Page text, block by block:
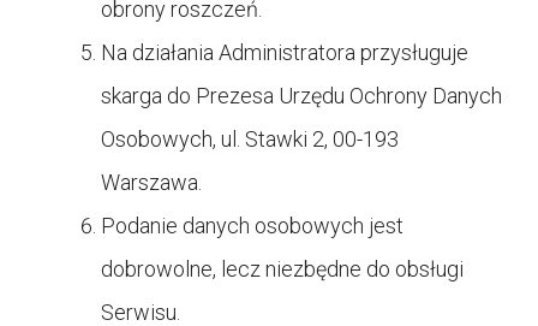
obrony roszczeń.
Na działania Administratora przysługuje
skarga do Prezesa Urzędu Ochrony Danych
Osobowych, ul. Stawki 2, 00-193
Warszawa.
Podanie danych osobowych jest
dobrowolne, lecz niezbędne do obsługi
Serwisu.